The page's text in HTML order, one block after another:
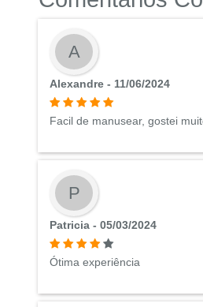
A
Alexandre - 11/06/2024
Facil de manusear, gostei
P
Patricia - 05/03/2024
Ótima experiência